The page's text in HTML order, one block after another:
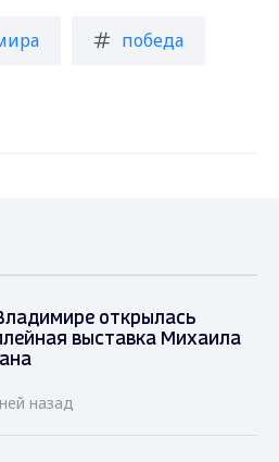
победа
открылась
выставка Михаила
назад